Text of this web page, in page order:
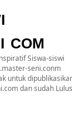
com
Siswa-siswi
seni.conm
untuk
dan sudah Lulus